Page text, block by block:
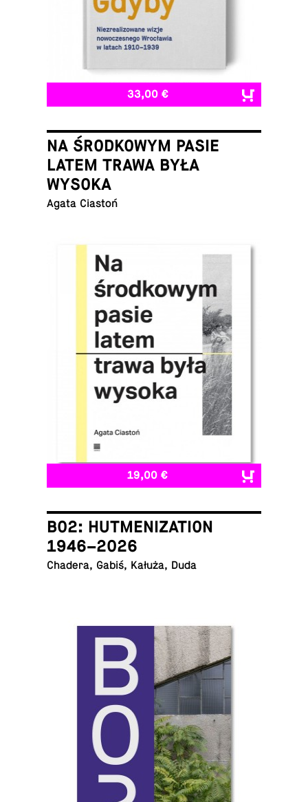
33,00 €
NA ŚRODKOWYM PASIE
LATEM TRAWA BYŁA
WYSOKA
Agata Ciastoń
19,00 €
B02: HUTMENIZATION
1946–2026
Chadera, Gabiś, Kałuża, Duda